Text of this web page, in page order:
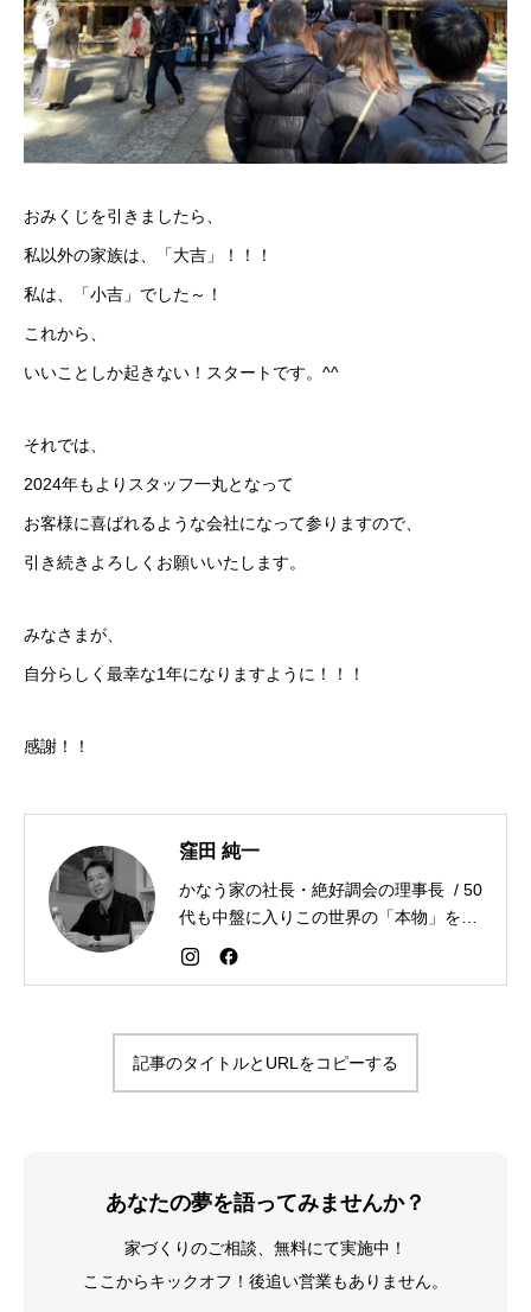
おみくじを引きましたら、
私以外の家族は、「大吉」！！！
私は、「小吉」でした～！
これから、
いいことしか起きない！スタートです。^^
それでは、
2024年もよりスタッフ一丸となって
お客様に喜ばれるような会社になって参りますので、
引き続きよろしくお願いいたします。
みなさまが、
自分らしく最幸な1年になりますように！！！
感謝！！
窪田 純一
かなう家の社長・絶好調会の理事長 / 50
代も中盤に入りこの世界の「本物」を追
求しながら「感謝が人生を変える」こと
を広める生き方を目指している。好きな
記事のタイトルとURLをコピーする
あなたの夢を語ってみませんか？
家づくりのご相談、無料にて実施中！
ここからキックオフ！後追い営業もありません。